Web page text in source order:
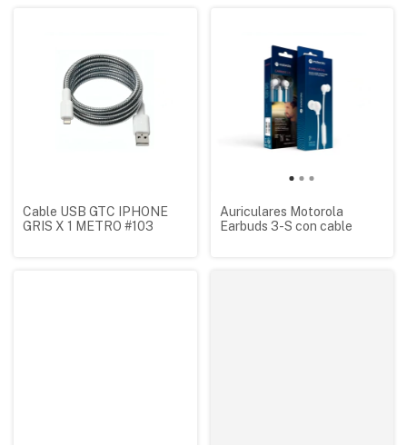
Cable USB GTC IPHONE
GRIS X 1 METRO #103
Auriculares Motorola
Earbuds 3-S con cable